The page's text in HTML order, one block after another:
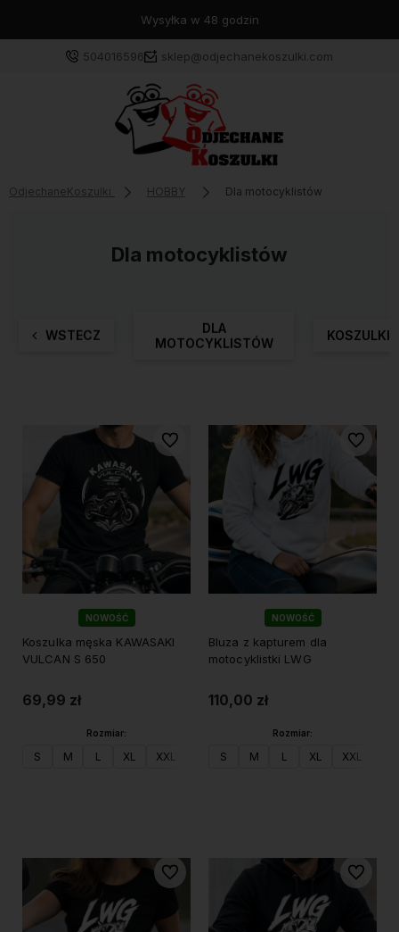
Wysyłka w 48 godzin
504016596 sklep@odjechanekoszulki.com
OdjechaneKoszulki HOBBY Dla motocyklistów
Dla motocyklistów
WSTECZ
DLA
MOTOCYKLISTÓW
KOSZULKI
NOWOŚĆ
Koszulka męska KAWASAKI
VULCAN S 650
69,99 zł
Rozmiar:
S M L XL XXL
Do ulubionych
NOWOŚĆ
Bluza z kapturem dla
motocyklistki LWG
110,00 zł
Rozmiar:
S M L XL XXL
Do
Do ulubionych Do